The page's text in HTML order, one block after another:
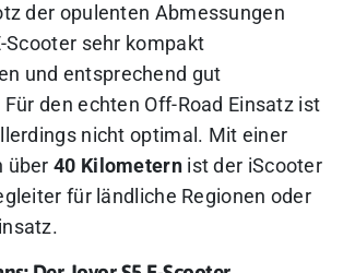
der opulenten Abmessungen
Scooter sehr kompakt
und entsprechend gut
den echten Off-Road Einsatz ist
nicht optimal. Mit einer
über40 Kilometernist der iScooter
für ländliche Regionen oder